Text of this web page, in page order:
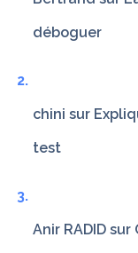
déboguer
chini sur
test
Anir RADIDsur